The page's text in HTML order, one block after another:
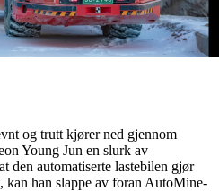
og trutt kjører ned gjennom
Young Jun en slurk av
den automatiserte lastebilen gjør
han slappe av foran AutoMine-